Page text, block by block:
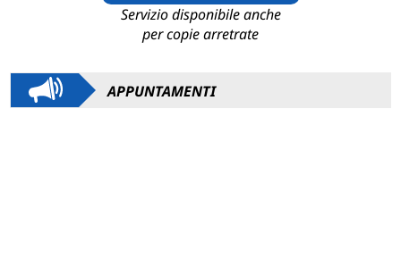
Servizio disponibile anche
per copie arretrate
APPUNTAMENTI